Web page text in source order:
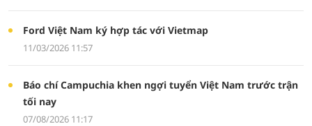
Ford Việt Nam ký hợp tác với Vietmap
11/03/2026 11:57
Báo chí Campuchia khen ngợi tuyển Việt Nam trước trận
tối nay
07/08/2026 11:17